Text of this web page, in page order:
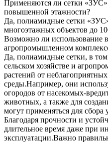
Применяются ли сетки «ЗУС»
повышенной этажности?
Да, полиамидные сетки
многоэтажных объектов до
Возможно ли использование
агропромышленном
Да, полиамидные сетки, в
сельском хозяйстве и
растений от
среды.Например, они
огородов от насекомых-
животных, а также для
могут применяться для
Благодаря прочности и
длительное время даже при
эксплуатации.Важно